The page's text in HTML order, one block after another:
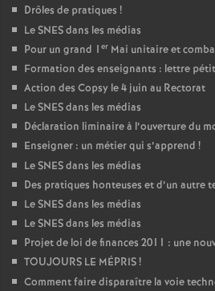
Drôles de pratiques !
Le SNES dans les médias
Pour un grand 1 er Mai unitaire et
Formation des enseignants : lettre
Action des Copsy le 4 juin au Rectorat
Le SNES dans les médias
Déclaration liminaire à l’ouverture du
Enseigner : un métier qui s’apprend !
Le SNES dans les médias
Des pratiques honteuses et d’un autre
Le SNES dans les médias
Le SNES dans les médias
Projet de loi de finances 2011 : une
TOUJOURS LE MÉPRIS!
Comment faire disparaître la voie